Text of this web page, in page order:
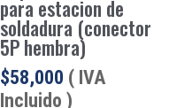
para estacion de
soldadura (conector
5P hembra)
$58,000 ( IVA
Incluido )